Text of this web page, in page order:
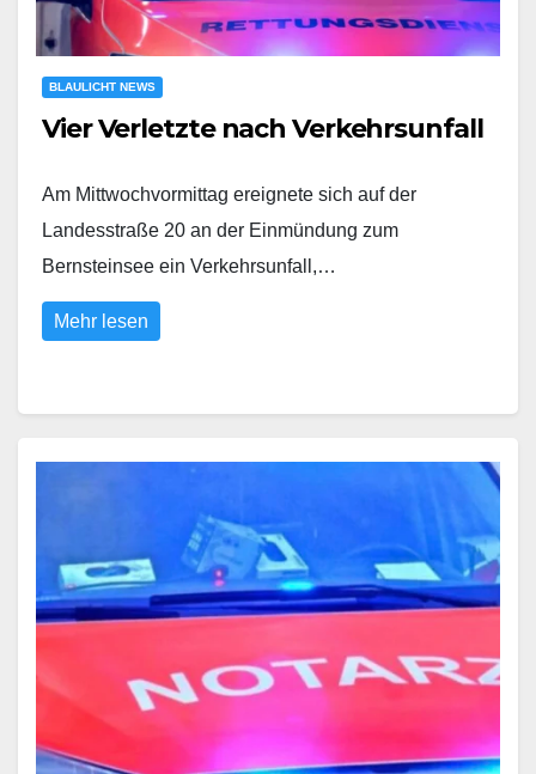
BLAULICHT NEWS
Vier Verletzte nach Verkehrsunfall
Am Mittwochvormittag ereignete sich auf der
Landesstraße 20 an der Einmündung zum
Bernsteinsee ein Verkehrsunfall,…
Mehr lesen